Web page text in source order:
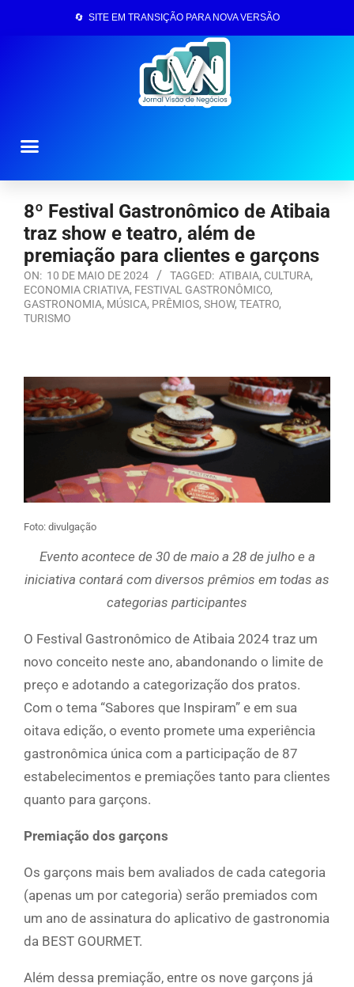
🔄 SITE EM TRANSIÇÃO PARA NOVA VERSÃO
8º Festival Gastronômico de Atibaia
traz show e teatro, além de
premiação para clientes e garçons
ON: 10 DE MAIO DE 2024 TAGGED: ATIBAIA, CULTURA,
ECONOMIA CRIATIVA, FESTIVAL GASTRONÔMICO,
GASTRONOMIA, MÚSICA, PRÊMIOS, SHOW, TEATRO,
TURISMO
Foto: divulgação
Evento acontece de 30 de maio a 28 de julho e a
iniciativa contará com diversos prêmios em todas as
categorias participantes
O Festival Gastronômico de Atibaia 2024 traz um
novo conceito neste ano, abandonando o limite de
preço e adotando a categorização dos pratos.
Com o tema “Sabores que Inspiram” e em sua
oitava edição, o evento promete uma experiência
gastronômica única com a participação de 87
estabelecimentos e premiações tanto para clientes
quanto para garçons.
Premiação dos garçons
Os garçons mais bem avaliados de cada categoria
(apenas um por categoria) serão premiados com
um ano de assinatura do aplicativo de gastronomia
da BEST GOURMET.
Além dessa premiação, entre os nove garçons já